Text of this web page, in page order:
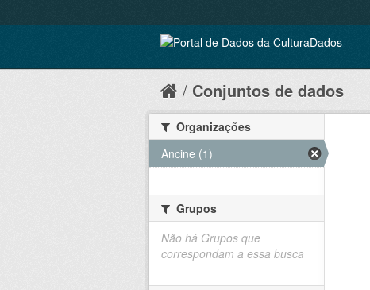
Conjuntos de dados
Organizações
Ancine (1)
Grupos
Não há Grupos que
correspondam a essa busca